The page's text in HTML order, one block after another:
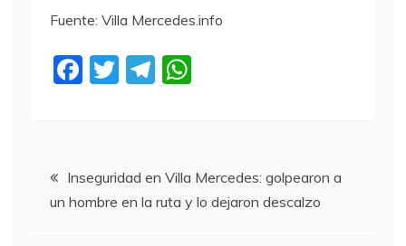
Fuente: Villa Mercedes.info
F
b
o
T
T
a
m
A
p
Navegación
de
Inseguridad en Villa Mercedes: golpearon a
un hombre en la ruta y lo dejaron descalzo